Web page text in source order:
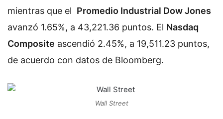
mientras que el Promedio Industrial Dow Jones
avanzó 1.65%, a 43,221.36 puntos. El Nasdaq
Composite ascendió 2.45%, a 19,511.23 puntos,
de acuerdo con datos de Bloomberg.
Wall Street